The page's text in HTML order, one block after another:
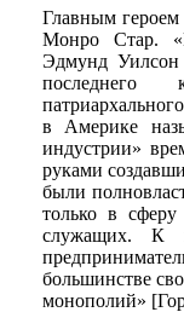
Главным героем
Монро Стар.
Эдмунд Уилсон
последнего
в Америке
индустрии»
руками
были
только в
служащих. К
большинстве
монополий»